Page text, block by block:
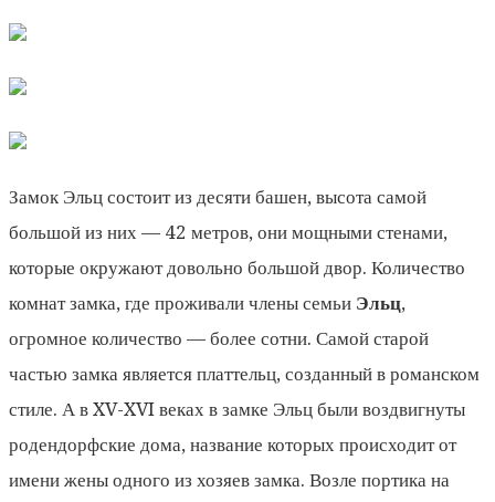
Замок Эльц состоит из десяти башен, высота самой
большой из них — 42 метров, они мощными стенами,
которые окружают довольно большой двор. Количество
комнат замка, где проживали члены семьи Эльц,
огромное количество — более сотни. Самой старой
частью замка является платтельц, созданный в романском
стиле. А в XV-XVI веках в замке Эльц были воздвигнуты
родендорфские дома, название которых происходит от
имени жены одного из хозяев замка. Возле портика на